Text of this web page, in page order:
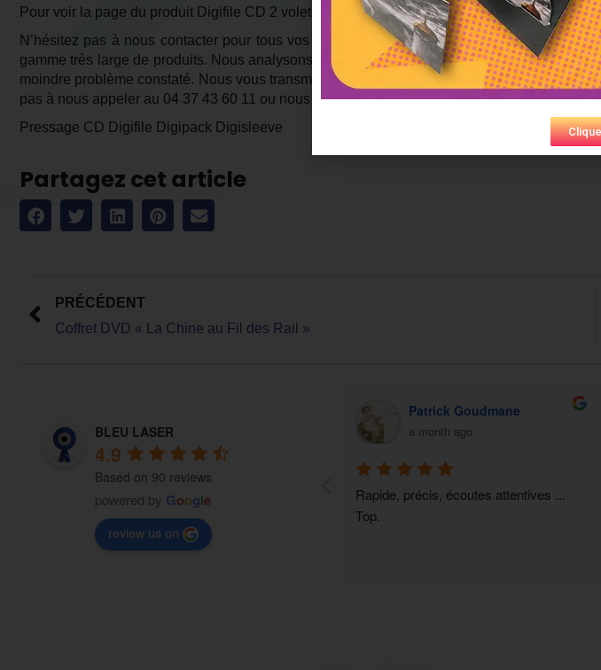
Pour voir la page du produit Digifile CD 2 volets :
https://bleulaser.com/produit/cd-en-boitier-
N’hésitez pas à nous contacter pour tous vos projets de Pressage, CD, DVD, Blu-ray,
gamme très large de produits. Nous analysons vos fichiers avant de les lancer en
moindre problème constaté. Nous vous transmettons tous les gabarits nécessaires à la
pas à nous appeler au 04 37 43 60 11 ou nous envoyer un mail àcontact@bleulaser.com
Pressage CD Digifile Digipack Digisleeve
Partagez cet article
PRÉCÉDENT
Coffret DVD « La Chine au Fil des Rail »
BLEU LASER
4.9
Based on 90 reviews
powered by Google
review us on
18 days ago
Patrick Goudmane
a month ago
Rapide, précis, écoutes attentives ...
Top.